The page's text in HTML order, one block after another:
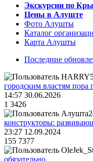
Экскурсии по
Цены в Алуште
Фото Алушты
Каталог
Карта Алушты
Последние
городским властям пора
14:57 30.06.2026
1 3426
конструкторы:
23:27 12.09.2024
155 7377